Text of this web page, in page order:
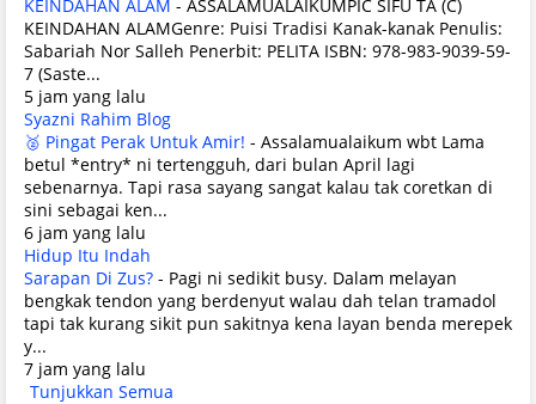
KEINDAHAN ALAM - ASSALAMUALAIKUMPIC SIFU TA (C)
KEINDAHAN ALAMGenre: Puisi Tradisi Kanak-kanak Penulis:
Sabariah Nor Salleh Penerbit: PELITA ISBN: 978-983-9039-59-
7 (Saste...
5 jam yang lalu
Syazni Rahim Blog
🥈 Pingat Perak Untuk Amir! - Assalamualaikum wbt Lama
betul *entry* ni tertengguh, dari bulan April lagi
sebenarnya. Tapi rasa sayang sangat kalau tak coretkan di
sini sebagai ken...
6 jam yang lalu
Hidup Itu Indah
Sarapan Di Zus? - Pagi ni sedikit busy. Dalam melayan
bengkak tendon yang berdenyut walau dah telan tramadol
tapi tak kurang sikit pun sakitnya kena layan benda merepek
y...
7 jam yang lalu
Tunjukkan Semua